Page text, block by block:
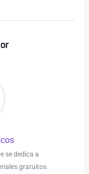
se dedica a
gratuitos